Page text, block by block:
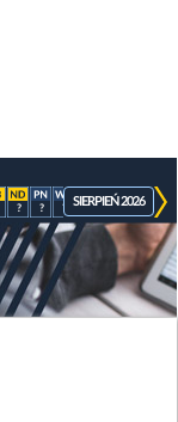
? ? ? ? ? ?
SIERPIEŃ 2026